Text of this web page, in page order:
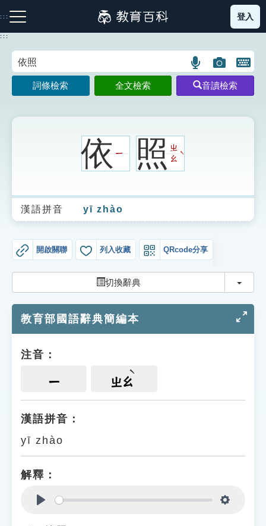
到
主
:::
注音索引圖示 筆畫索引圖示 部首索引表圖示
生字詞彙表
成語故事
索引選單
單字索引
遊戲專區
貓頭鷹博士
登入
:::
語
言
搜
圖
片
搜
開
鍵
圖
詞條檢索 全文檢索 音讀檢索
依ㄧ 照ㄓ
ㄠ
ˋ
漢語拼音 yī zhào
開啟關聯 列入收藏 QRcode分享
切換辭典 切換
教育部國語辭典簡編本
注音：
ㄧ ㄓㄠ
漢語拼音：
yī zhào
解釋：